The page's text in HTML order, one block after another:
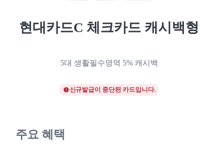
현대카드C 체크카드 캐시백형
5대 생활필수영역 5% 캐시백
신규발급이 중단된 카드입니다.
주요 혜택